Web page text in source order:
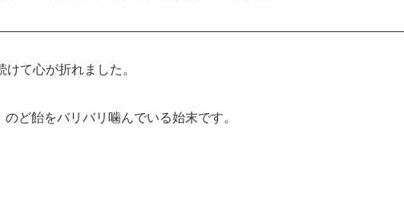
て心が折れました。
ど飴をバリバリ噛んでいる始末です。